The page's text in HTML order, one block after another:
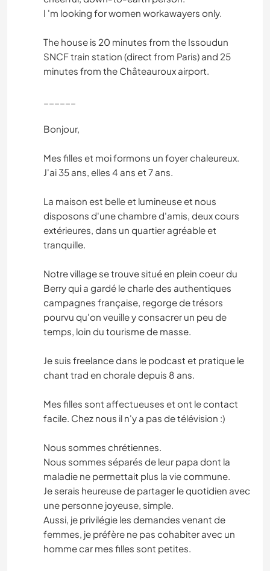
I 'm looking for women workawayers only.
The house is 20 minutes from the Issoudun
SNCF train station (direct from Paris) and 25
minutes from the Châteauroux airport.
Bonjour,
Mes filles et moi formons un foyer chaleureux.
J'ai 35 ans, elles 4 ans et 7 ans.
La maison est belle et lumineuse et nous
disposons d'une chambre d'amis, deux cours
extérieures, dans un quartier agréable et
tranquille.
Notre village se trouve situé en plein coeur du
Berry qui a gardé le charle des authentiques
campagnes française, regorge de trésors
pourvu qu'on veuille y consacrer un peu de
temps, loin du tourisme de masse.
Je suis freelance dans le podcast et pratique le
chant trad en chorale depuis 8 ans.
Mes filles sont affectueuses et ont le contact
facile. Chez nous il n'y a pas de télévision :)
Nous sommes chrétiennes.
Nous sommes séparés de leur papa dont la
maladie ne permettait plus la vie commune.
Je serais heureuse de partager le quotidien avec
une personne joyeuse, simple.
Aussi, je privilégie les demandes venant de
femmes, je préfère ne pas cohabiter avec un
homme car mes filles sont petites.